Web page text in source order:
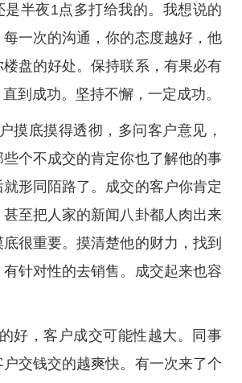
是半夜1点多打给我的。我想说的
一次的沟通，你的态度越好，他
盘的好处。保持联系，有果必有
到成功。坚持不懈，一定成功。
摸底摸得透彻，多问客户意见，
个不成交的肯定你也了解他的事
形同陌路了。成交的客户你肯定
至把人家的新闻八卦都人肉出来
很重要。摸清楚他的财力，找到
针对性的去销售。成交起来也容
好，客户成交可能性越大。同事
交钱交的越爽快。有一次来了个